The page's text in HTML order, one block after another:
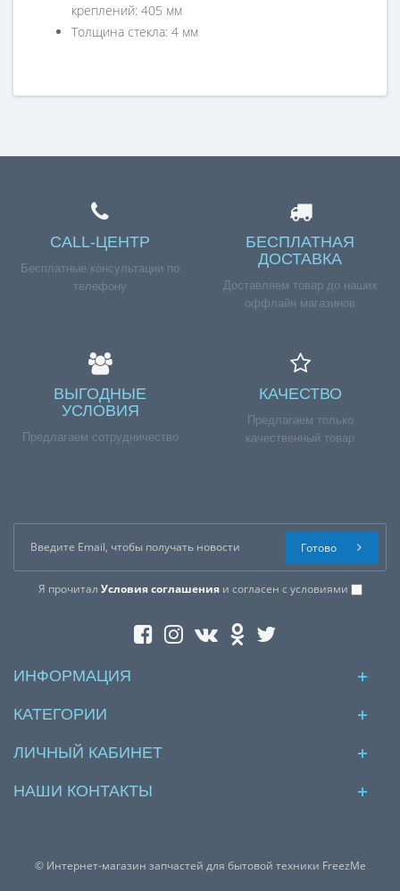
креплений: 405 мм
Толщина стекла: 4 мм
Справка для покупателей
телефона +7 (960) 579-09-09.
CALL-ЦЕНТР
Бесплатные консультации по
телефону
БЕСПЛАТНАЯ
ДОСТАВКА
Доставляем товар до наших
оффлайн магазинов
ВЫГОДНЫЕ
УСЛОВИЯ
Предлагаем сотрудничество
КАЧЕСТВО
Предлагаем только
качественный товар
Я прочитал Условия соглашенияи согласен с условиями
Готово
ИНФОРМАЦИЯ
КАТЕГОРИИ
ЛИЧНЫЙ КАБИНЕТ
НАШИ КОНТАКТЫ
© Интернет-магазин запчастей для бытовой техники FreezMe